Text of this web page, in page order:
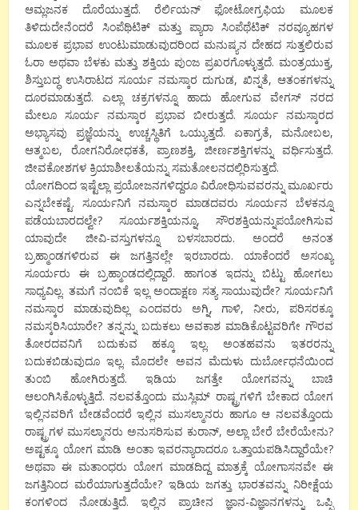
ಆಮ್ಲಜನಕ ದೊರೆಯುತ್ತದೆ. ರೆರ್ಲಿಯನ್ ಫೋಟೋಗ್ರಫಿಯ ಮೂಲಕ
ತಿಳಿದುದೇನೆಂದರೆ ಸಿಂಪೆಥಿಟಿಕ್ ಮತ್ತು ಪ್ಯಾರಾ ಸಿಂಪೆಥೆಟಿಕ್ ನರವ್ಯೂಹಗಳ
ಮೂಲಕ ಪ್ರಭಾವ ಉಂಟುಮಾಡುವುದರಿಂದ ಮನುಷ್ಯನ ದೇಹದ ಸುತ್ತಲಿರುವ
ಓರಾ ಅಥವಾ ಬೆಳಕು ಮತ್ತು ಶಕ್ತಿಯ ಪುಂಜ ಪ್ರಖರಗೊಳ್ಳುತ್ತದೆ. ಮಂತ್ರಯುಕ್ತ,
ಶಿಸ್ತುಬದ್ಧ ಉಸಿರಾಟದ ಸೂರ್ಯ ನಮಸ್ಕಾರ ದುಗುಡ, ಖಿನ್ನತೆ, ಆತಂಕಗಳನ್ನು
ದೂರಮಾಡುತ್ತದೆ. ಎಲ್ಲಾ ಚಕ್ರಗಳನ್ನೂ ಹಾದು ಹೋಗುವ ವೇಗಸ್ ನರದ
ಮೇಲೂ ಸೂರ್ಯ ನಮಸ್ಕಾರ ಪ್ರಭಾವ ಬೀರುತ್ತದೆ. ಸೂರ್ಯ ನಮಸ್ಕಾರದ
ಅಭ್ಯಾಸವು ಪ್ರಜ್ಞೆಯನ್ನು ಉಚ್ಚಸ್ಥಿತಿಗೆ ಒಯ್ಯುತ್ತದೆ. ಏಕಾಗ್ರತೆ, ಮನೋಬಲ,
ಆತ್ಮಬಲ, ರೋಗನಿರೋಧಕತೆ, ಪ್ರಾಣಶಕ್ತಿ, ಜೀರ್ಣಶಕ್ತಿಗಳನ್ನು ವರ್ಧಿಸುತ್ತದೆ.
ಜೀವಕೋಶಗಳ ಕ್ರಿಯಾಶೀಲತೆಯನ್ನು ಸಮತೋಲನದಲ್ಲಿರಿಸುತ್ತದೆ.
ಯೋಗದಿಂದ ಇಷ್ಟೆಲ್ಲಾ ಪ್ರಯೋಜನಗಳಿದ್ದರೂ ವಿರೋಧಿಸುವವರನ್ನು ಮೂರ್ಖರು
ಎನ್ನಬೇಕಷ್ಟೆ. ಸೂರ್ಯನಿಗೆ ನಮಸ್ಕಾರ ಮಾಡದವರು ಸೂರ್ಯನ ಬೆಳಕನ್ನೂ
ಪಡೆಯಬಾರದಲ್ವೇ? ಸೂರ್ಯಶಕ್ತಿಯನ್ನೂ, ಸೌರಶಕ್ತಿಯನ್ನುಪಯೋಗಿಸುವ
ಯಾವುದೇ ಜೀವಿ-ವಸ್ತುಗಳನ್ನೂ ಬಳಸಬಾರದು. ಅಂದರೆ ಅನಂತ
ಬ್ರಹ್ಮಾಂಡಗಳಿರುವ ಈ ಜಗತ್ತಿನಲ್ಲೇ ಇರಬಾರದು. ಯಾಕೆಂದರೆ ಅಸಂಖ್ಯ
ಸೂರ್ಯರು ಈ ಬ್ರಹ್ಮಾಂಡದಲ್ಲಿದ್ದಾರೆ. ಹಾಗಂತ ಇದನ್ನು ಬಿಟ್ಟು ಹೋಗಲು
ಸಾಧ್ಯವಿಲ್ಲ. ತಮಗೆ ನಂಬಿಕೆ ಇಲ್ಲ ಅಂದಾಕ್ಷಣ ಸತ್ಯ ಸಾಯುವುದೇ? ಸೂರ್ಯನಿಗೆ
ನಮಸ್ಕಾರ ಮಾಡುವುದಿಲ್ಲ ಎಂದವರು ಅಗ್ನಿ, ಗಾಳಿ, ನೀರು, ಪರಿಸರಕ್ಕೂ
ನಮಸ್ಕರಿಸಿಯಾರೇ? ತನ್ನನ್ನು ಬದುಕಲು ಅವಕಾಶ ಮಾಡಿಕೊಟ್ಟವರಿಗೇ ಗೌರವ
ತೋರದವನಿಗೆ ಬದುಕುವ ಹಕ್ಕೂ ಇಲ್ಲ. ಅಂತಹವನು ಇತರರನ್ನು
ಬದುಕಬಿಡುವುದೂ ಇಲ್ಲ. ಮೊದಲೇ ಅವನ ಮೆದುಳು ದುರ್ಬೋಧನೆಯಿಂದ
ತುಂಬಿ ಹೋಗಿರುತ್ತದೆ. ಇಡಿಯ ಜಗತ್ತೇ ಯೋಗವನ್ನು ಬಾಚಿ
ಆಲಂಗಿಸಿಕೊಳ್ಳುತ್ತಿದೆ. ನಲವತ್ತೊಂದು ಮುಸ್ಲಿಮ್ ರಾಷ್ಟ್ರಗಳಿಗೆ ಬೇಕಾದ ಯೋಗ
ಇಲ್ಲಿನವರಿಗೆ ಬೇಡವೆಂದರೆ ಇಲ್ಲಿನ ಮುಸಲ್ಮಾನರು ಹಾಗೂ ಆ ನಲವತ್ತೊಂದು
ರಾಷ್ಟ್ರಗಳ ಮುಸಲ್ಮಾನರು ಅನುಸರಿಸುವ ಕುರಾನ್, ಅಲ್ಲಾ ಬೇರೆ ಬೇರೆಯೇನು?
ಅಷ್ಟಕ್ಕೂ ಯೋಗ ಮಾಡಿ ಅಂತಾ ಇವರನ್ಯಾರಾದರೂ ಒತ್ತಾಯಪಡಿಸಿದ್ದಾರೆಯೇ?
ಅಥವಾ ಈ ಮತಾಂಧರು ಯೋಗ ಮಾಡದಿದ್ದ ಮಾತ್ರಕ್ಕೆ ಯೋಗಾಸನವೇ ಈ
ಜಗತ್ತಿನಿಂದ ಮರೆಯಾಗುತ್ತದೆಯೇ? ಇಡಿಯ ಜಗತ್ತು ಭಾರತವನ್ನು ನಿರೀಕ್ಷೆಯ
ಕಂಗಳಿಂದ ನೋಡುತ್ತಿದೆ. ಇಲ್ಲಿನ ಪ್ರಾಚೀನ ಜ್ಞಾನ-ವಿಜ್ಞಾನಗಳನ್ನು ಒಪ್ಪಿ